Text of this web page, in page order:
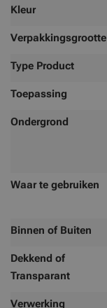
Kleur
Verpakkingsgrootte
Type Product
Toepassing
Ondergrond
Waar te gebruiken
Binnen of Buiten
Dekkend of
Transparant
Verwerking